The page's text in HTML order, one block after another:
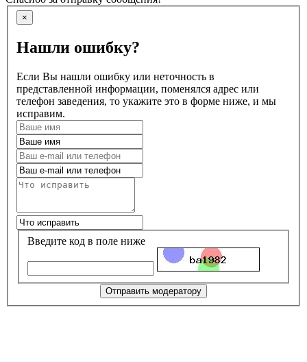
×
Нашли ошибку?
Если Вы нашли ошибку или неточность в
представленной информации, поменялся адрес или
телефон заведения, то укажите это в форме ниже, и мы
исправим.
Введите код в поле ниже
Отправить модератору